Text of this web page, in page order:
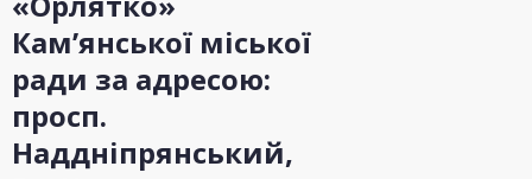
Кам’янської міської
ради за адресою:
просп.
Наддніпрянський,